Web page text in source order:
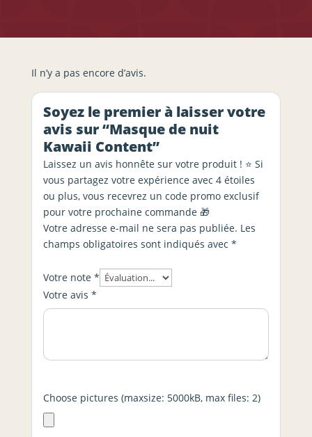
Il n’y a pas encore d’avis.
Soyez le premier à laisser votre
avis sur “Masque de nuit
Kawaii Content”
Laissez un avis honnête sur votre produit ! ⭐ Si
vous partagez votre expérience avec 4 étoiles
ou plus, vous recevrez un code promo exclusif
pour votre prochaine commande 🎁
Votre adresse e-mail ne sera pas publiée. Les
champs obligatoires sont indiqués avec *
Votre note *
Votre avis *
Choose pictures (maxsize: 5000kB, max files: 2)